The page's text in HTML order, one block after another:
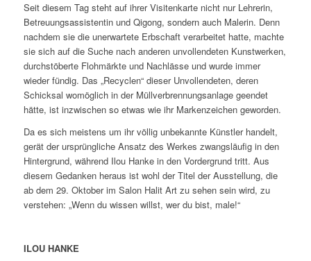
Seit diesem Tag steht auf ihrer Visitenkarte nicht nur Lehrerin,
Betreuungsassistentin und Qigong, sondern auch Malerin. Denn
nachdem sie die unerwartete Erbschaft verarbeitet hatte, machte
sie sich auf die Suche nach anderen unvollendeten Kunstwerken,
durchstöberte Flohmärkte und Nachlässe und wurde immer
wieder fündig. Das „Recyclen“ dieser Unvollendeten, deren
Schicksal womöglich in der Müllverbrennungsanlage geendet
hätte, ist inzwischen so etwas wie ihr Markenzeichen geworden.
Da es sich meistens um ihr völlig unbekannte Künstler handelt,
gerät der ursprüngliche Ansatz des Werkes zwangsläufig in den
Hintergrund, während Ilou Hanke in den Vordergrund tritt. Aus
diesem Gedanken heraus ist wohl der Titel der Ausstellung, die
ab dem 29. Oktober im Salon Halit Art zu sehen sein wird, zu
verstehen: „Wenn du wissen willst, wer du bist, male!“
ILOU HANKE